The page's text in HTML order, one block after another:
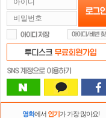
영화에서 인기가 가장 많아요!